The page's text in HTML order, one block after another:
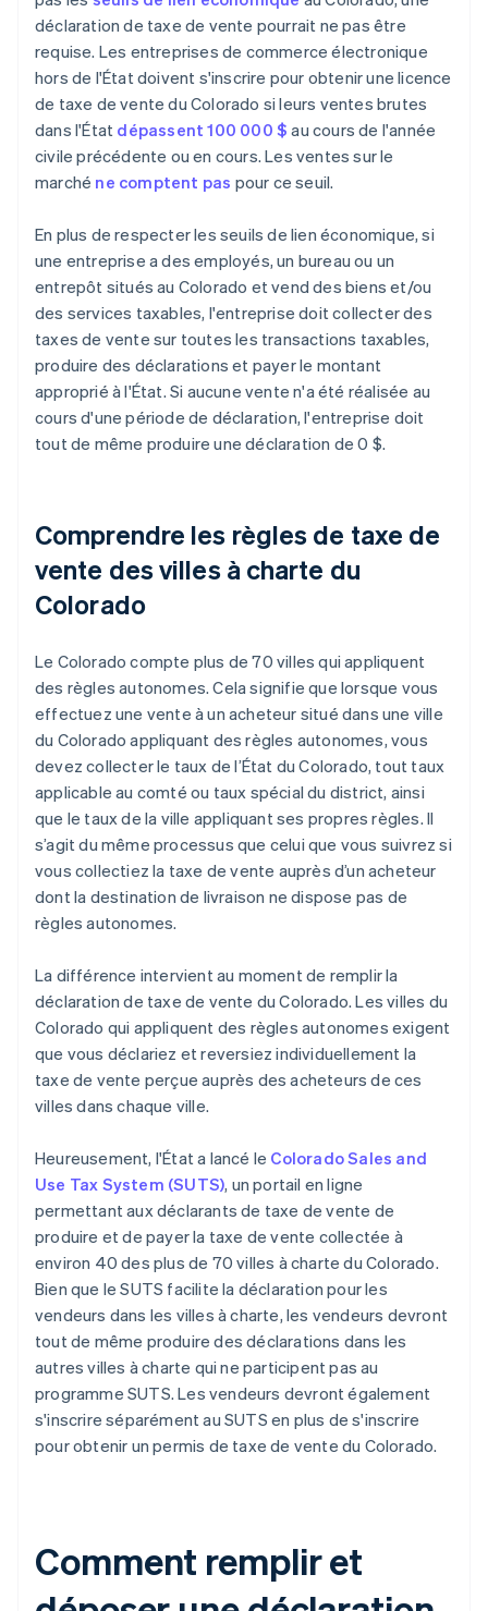
déclaration de taxe de vente pourrait ne pas être
requise. Les entreprises de commerce électronique
hors de l'État doivent s'inscrire pour obtenir une licence
de taxe de vente du Colorado si leurs ventes brutes
dans l'État dépassent 100 000 $ au cours de l'année
civile précédente ou en cours. Les ventes sur le
marché ne comptent pas pour ce seuil.
En plus de respecter les seuils de lien économique, si
une entreprise a des employés, un bureau ou un
entrepôt situés au Colorado et vend des biens et/ou
des services taxables, l'entreprise doit collecter des
taxes de vente sur toutes les transactions taxables,
produire des déclarations et payer le montant
approprié à l'État. Si aucune vente n'a été réalisée au
cours d'une période de déclaration, l'entreprise doit
tout de même produire une déclaration de 0 $.
Comprendre les règles de taxe de
vente des villes à charte du
Colorado
Le Colorado compte plus de 70 villes qui appliquent
des règles autonomes. Cela signifie que lorsque vous
effectuez une vente à un acheteur situé dans une ville
du Colorado appliquant des règles autonomes, vous
devez collecter le taux de l’État du Colorado, tout taux
applicable au comté ou taux spécial du district, ainsi
que le taux de la ville appliquant ses propres règles. Il
s’agit du même processus que celui que vous suivrez si
vous collectiez la taxe de vente auprès d’un acheteur
dont la destination de livraison ne dispose pas de
règles autonomes.
La différence intervient au moment de remplir la
déclaration de taxe de vente du Colorado. Les villes du
Colorado qui appliquent des règles autonomes exigent
que vous déclariez et reversiez individuellement la
taxe de vente perçue auprès des acheteurs de ces
villes dans chaque ville.
Heureusement, l'État a lancé le Colorado Sales and
Use Tax System (SUTS), un portail en ligne
permettant aux déclarants de taxe de vente de
produire et de payer la taxe de vente collectée à
environ 40 des plus de 70 villes à charte du Colorado.
Bien que le SUTS facilite la déclaration pour les
vendeurs dans les villes à charte, les vendeurs devront
tout de même produire des déclarations dans les
autres villes à charte qui ne participent pas au
programme SUTS. Les vendeurs devront également
s'inscrire séparément au SUTS en plus de s'inscrire
pour obtenir un permis de taxe de vente du Colorado.
Comment remplir et